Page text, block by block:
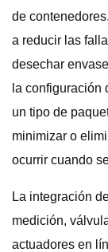
de
a reducir las
desechar
la configuración
un tipo de
minimizar o
ocurrir cuando
La integración
medición,
actuadores en